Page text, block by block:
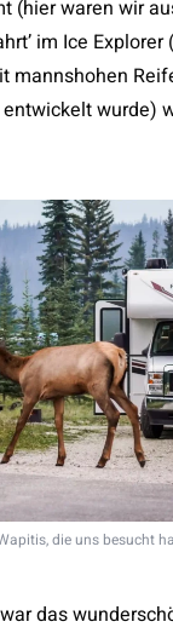
(hier waren wir
im Ice Explorer
mannshohen
wurde)
die uns besucht
das